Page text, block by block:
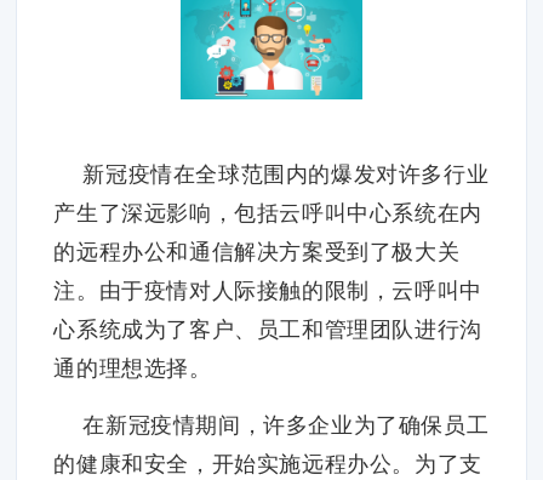
新冠疫情在全球范围内的爆发对许多行业
产生了深远影响，包括云呼叫中心系统在内
的远程办公和通信解决方案受到了极大关
注。由于疫情对人际接触的限制，云呼叫中
心系统成为了客户、员工和管理团队进行沟
通的理想选择。
在新冠疫情期间，许多企业为了确保员工
的健康和安全，开始实施远程办公。为了支